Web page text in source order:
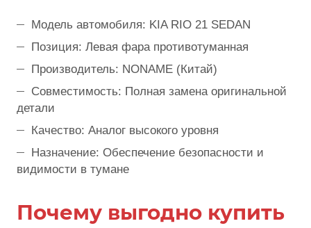
Модель автомобиля: KIA RIO 21 SEDAN
Позиция: Левая фара противотуманная
Производитель: NONAME (Китай)
Совместимость: Полная замена оригинальной
детали
Качество: Аналог высокого уровня
Назначение: Обеспечение безопасности и
видимости в тумане
Почему выгодно купить